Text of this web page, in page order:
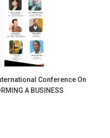
Conference On
A BUSINESS